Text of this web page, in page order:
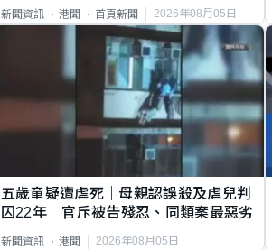
新聞資訊 港聞 首頁新聞 2026年08月05日
五歲童疑遭虐死｜母親認誤殺及虐兒判
囚22年 官斥被告殘忍、同類案最惡劣
新聞資訊 港聞 2026年08月05日